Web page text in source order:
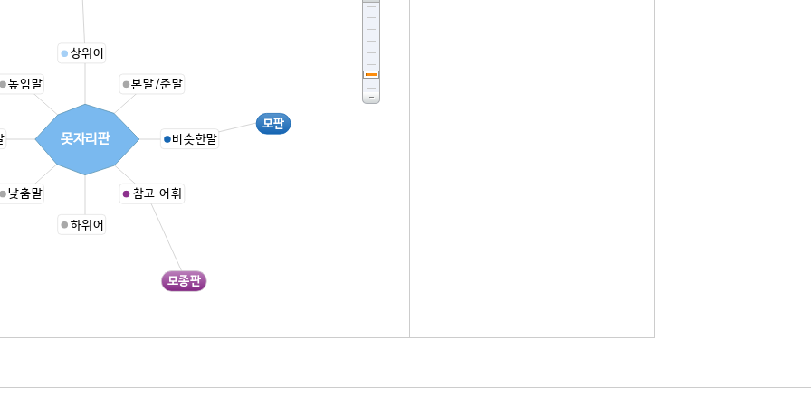
상위어
본말/준말
모판
비슷한말
모종판
참고 어휘
하위어
낮춤말
높임말
못자리판